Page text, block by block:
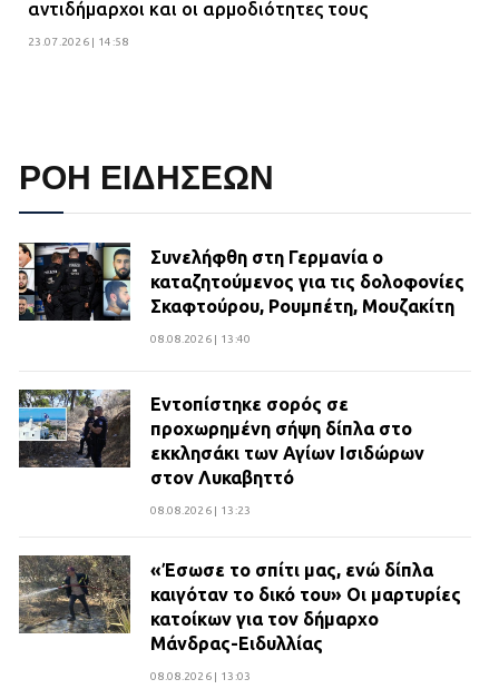
αντιδήμαρχοι και οι αρμοδιότητες τους
23.07.2026 | 14:58
ΡΟΗ ΕΙΔΗΣΕΩΝ
Συνελήφθη στη Γερμανία ο
καταζητούμενος για τις δολοφονίες
Σκαφτούρου, Ρουμπέτη, Μουζακίτη
08.08.2026 | 13:40
Εντοπίστηκε σορός σε
προχωρημένη σήψη δίπλα στο
εκκλησάκι των Αγίων Ισιδώρων
στον Λυκαβηττό
08.08.2026 | 13:23
«Έσωσε το σπίτι μας, ενώ δίπλα
καιγόταν το δικό του» Οι μαρτυρίες
κατοίκων για τον δήμαρχο
Μάνδρας-Ειδυλλίας
08.08.2026 | 13:03